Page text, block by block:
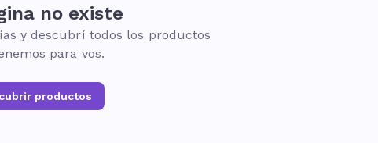
no existe
y descubrí todos los productos
para vos.
productos